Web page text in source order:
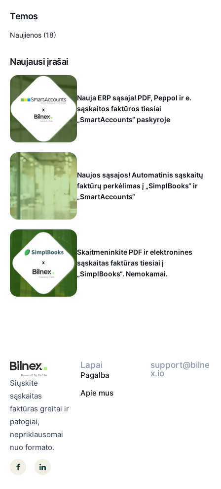
Temos
Naujienos (18)
Naujausi įrašai
Nauja ERP sąsaja! PDF, Peppol ir e.
sąskaitos faktūros tiesiai
„SmartAccounts“ paskyroje
Naujos sąsajos! Automatinis sąskaitų
faktūrų perkėlimas į „SimplBooks“ ir
„SmartAccounts“
Skaitmeninkite PDF ir elektronines
sąskaitas faktūras tiesiai į
„SimplBooks“. Nemokamai.
Siųskite
sąskaitas
faktūras greitai ir
patogiai,
nepriklausomai
nuo formato.
Lapai
Pagalba
Apie mus
support@bilne
x.io